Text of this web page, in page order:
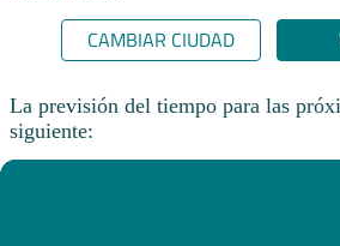
CAMBIAR CIUDAD
La previsión del tiempo para las
siguiente: